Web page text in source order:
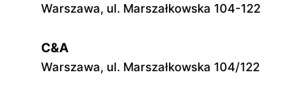
Tomaszów Mazowiecki, ul. Warszawska
1
Warszawa, ul. Marszałkowska 104-122
C&A
Warszawa, ul. Marszałkowska 104/122